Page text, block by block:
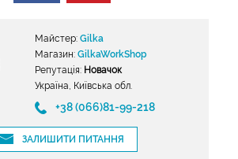
Майстер: Gilka
Магазин: GilkaWorkShop
Репутація: Новачок
Україна, Київська обл.
+38 (066)81-99-218
ЗАЛИШИТИ ПИТАННЯ